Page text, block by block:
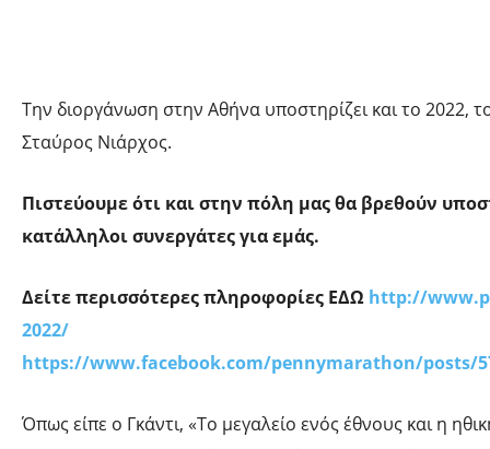
Την διοργάνωση στην Αθήνα υποστηρίζει και το 2022,
Σταύρος Νιάρχος.
Πιστεύουμε ότι και στην πόλη μας θα βρεθούν
κατάλληλοι συνεργάτες για εμάς.
Δείτε περισσότερες πληροφορίες ΕΔΩ http://www.
2022/
https://www.facebook.com/pennymarathon/posts/
Όπως είπε ο Γκάντι, «Το μεγαλείο ενός έθνους και η